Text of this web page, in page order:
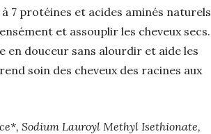
7 protéines et acides aminés naturels
et assouplir les cheveux secs.
douceur sans alourdir et aide les
soin des cheveux des racines aux
Sodium Lauroyl Methyl Isethionate,